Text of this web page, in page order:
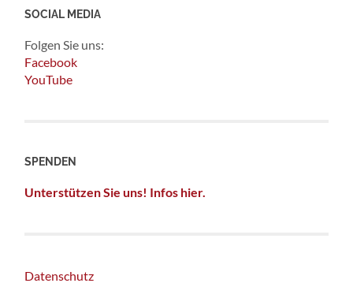
SOCIAL MEDIA
Folgen Sie uns:
Facebook
YouTube
SPENDEN
Unterstützen Sie uns! Infos hier.
Datenschutz